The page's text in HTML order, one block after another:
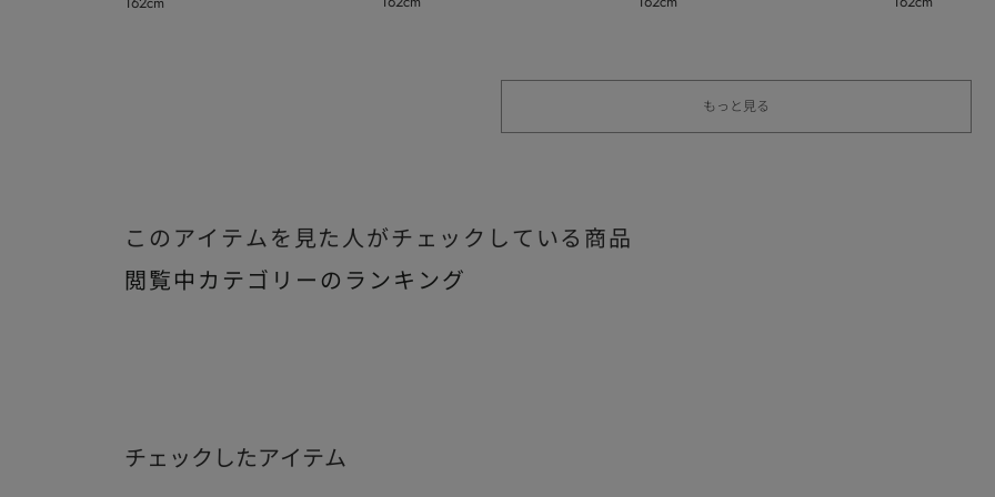
もっと見る
このアイテムを見た人がチェックしている商品
閲覧中カテゴリーのランキング
チェックしたアイテム